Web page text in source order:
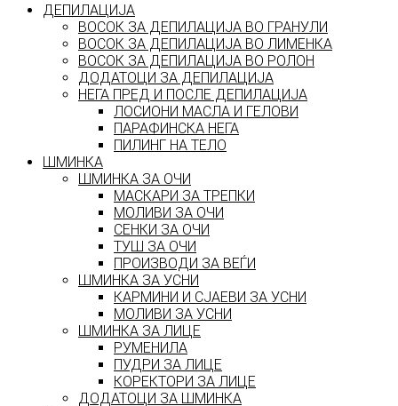
ДЕПИЛАЦИЈА
ВОСОК ЗА ДЕПИЛАЦИЈА ВО ГРАНУЛИ
ВОСОК ЗА ДЕПИЛАЦИЈА ВО ЛИМЕНКА
ВОСОК ЗА ДЕПИЛАЦИЈА ВО РОЛОН
ДОДАТОЦИ ЗА ДЕПИЛАЦИЈА
НЕГА ПРЕД И ПОСЛЕ ДЕПИЛАЦИЈА
ЛОСИОНИ МАСЛА И ГЕЛОВИ
ПАРАФИНСКА НЕГА
ПИЛИНГ НА ТЕЛО
ШМИНКА
ШМИНКА ЗА ОЧИ
МАСКАРИ ЗА ТРЕПКИ
МОЛИВИ ЗА ОЧИ
СЕНКИ ЗА ОЧИ
ТУШ ЗА ОЧИ
ПРОИЗВОДИ ЗА ВЕЃИ
ШМИНКА ЗА УСНИ
КАРМИНИ И СЈАЕВИ ЗА УСНИ
МОЛИВИ ЗА УСНИ
ШМИНКА ЗА ЛИЦЕ
РУМЕНИЛА
ПУДРИ ЗА ЛИЦЕ
КОРЕКТОРИ ЗА ЛИЦЕ
ДОДАТОЦИ ЗА ШМИНКА